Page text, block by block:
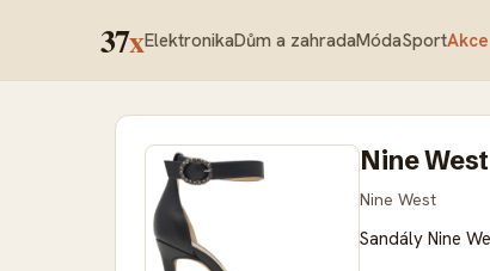
37xElektronikaDům a zahradaMódaSportAkce
Nine
Nine West
Sandály Nine